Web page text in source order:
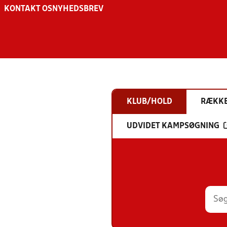
KONTAKT OS NYHEDSBREV
KLUB/HOLD
UDVIDET KAMPSØGNING